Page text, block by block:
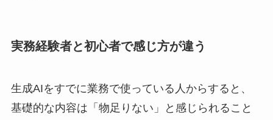
実務経験者と初心者で感じ方が違う
生成AIをすでに業務で使っている人からすると、
基礎的な内容は「物足りない」と感じられること